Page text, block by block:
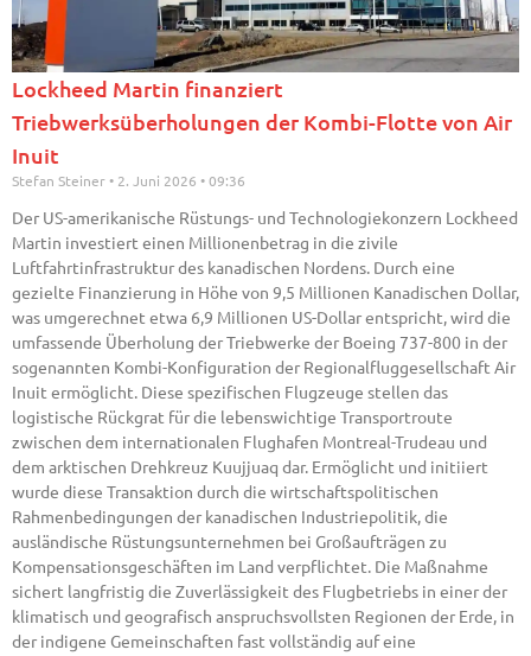
Lockheed Martin finanziert
Triebwerksüberholungen der Kombi-Flotte von Air
Inuit
Stefan Steiner 2. Juni 2026 09:36
Der US-amerikanische Rüstungs- und Technologiekonzern Lockheed
Martin investiert einen Millionenbetrag in die zivile
Luftfahrtinfrastruktur des kanadischen Nordens. Durch eine
gezielte Finanzierung in Höhe von 9,5 Millionen Kanadischen Dollar,
was umgerechnet etwa 6,9 Millionen US-Dollar entspricht, wird die
umfassende Überholung der Triebwerke der Boeing 737-800 in der
sogenannten Kombi-Konfiguration der Regionalfluggesellschaft Air
Inuit ermöglicht. Diese spezifischen Flugzeuge stellen das
logistische Rückgrat für die lebenswichtige Transportroute
zwischen dem internationalen Flughafen Montreal-Trudeau und
dem arktischen Drehkreuz Kuujjuaq dar. Ermöglicht und initiiert
wurde diese Transaktion durch die wirtschaftspolitischen
Rahmenbedingungen der kanadischen Industriepolitik, die
ausländische Rüstungsunternehmen bei Großaufträgen zu
Kompensationsgeschäften im Land verpflichtet. Die Maßnahme
sichert langfristig die Zuverlässigkeit des Flugbetriebs in einer der
klimatisch und geografisch anspruchsvollsten Regionen der Erde, in
der indigene Gemeinschaften fast vollständig auf eine